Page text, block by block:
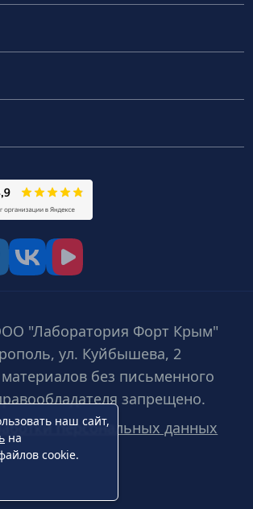
"Лаборатория Форт Крым"
ул. Куйбышева, 2
без письменного
запрещено.
персональных данных
наш сайт,
на
cookie.